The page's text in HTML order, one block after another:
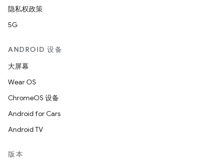
隐私权政策
5G
ANDROID 设备
大屏幕
Wear OS
ChromeOS 设备
Android for Cars
Android TV
版本